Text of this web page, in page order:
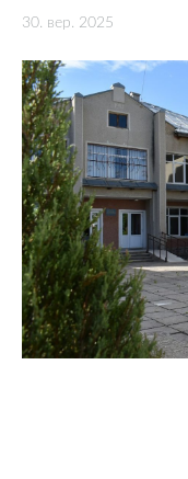
30. вер. 2025